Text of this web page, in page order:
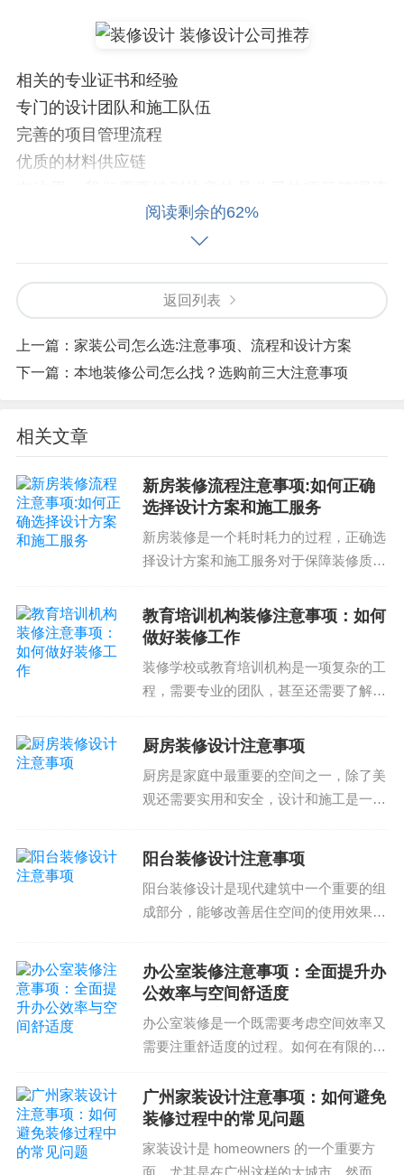
相关的专业证书和经验
专门的设计团队和施工队伍
完善的项目管理流程
优质的材料供应链
程和材料供应链是否完善。因为这两个方面直接影
响到我们的项目进展和成本控制。
步骤三：关注公司的服务体验
公司的沟通技巧
公司的服务态度
一个好的服务体验可以让我们感觉到公司的价值得
到了最大化。因此，在选择装修设计公司时，我们
需要关注公司的服务体验。
在选择北京装修设计公司时，我们需要注意以下几
点：
公司的专业性和经验
公司的服务体验和响应速度
通过这些注意事项，我们可以找到一个合适的北京
装修设计公司。同时，我们也需要考虑公司的价格
北京装修设计公司的施工流程
北京装修设计公司的施工流程应该包括以下几步：
方案设计
方案论证
施工执行
验收和决付
公司的施工流程是否专业和完善直接影响到我们的
阅读剩余的62%
返回列表
上一篇： 家装公司怎么选:注意事项、流程和设计方案
下一篇： 本地装修公司怎么找？选购前三大注意事项
相关文章
新房装修流程注意事项:如何正确
选择设计方案和施工服务
新房装修是一个耗时耗力的过程，正确选
择设计方案和施工服务对于保障装修质量
房装修流程注意事项是非常必要的。新房
装修流程注意事项新房装修流程通常包括
教育培训机构装修注意事项：如何
做好装修工作
装修学校或教育培训机构是一项复杂的工
程，需要专业的团队，甚至还需要了解相
项众多，需要了解有一定的常识和经验。
哪些呢？一、合理规划...
厨房装修设计注意事项
厨房是家庭中最重要的空间之一，除了美
观还需要实用和安全，设计和施工是一个
和施工过程中的问题1. 招商注意事项厨房
装修设计时，招商...
阳台装修设计注意事项
阳台装修设计是现代建筑中一个重要的组
成部分，能够改善居住空间的使用效果和
来看看阳台装修设计注意事项。一、材料
选择阳台装修设计的材...
办公室装修注意事项：全面提升办
公效率与空间舒适度
办公室装修是一个既需要考虑空间效率又
需要注重舒适度的过程。如何在有限的空
适的装修公司和材料等问题，都是办公室
装修注意事项中需要重点关注的问题。如
何选择合适的装修公司...
广州家装设计注意事项：如何避免
装修过程中的常见问题
家装设计是 homeowners 的一个重要方
面，尤其是在广州这样的大城市。然而，